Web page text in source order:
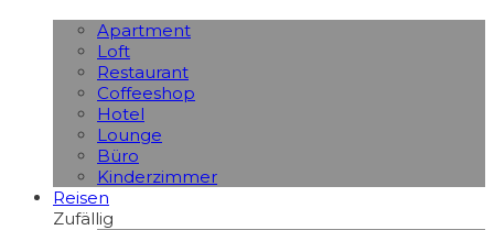
Apart­ment
Loft
Restaurant
Coffeeshop
Hotel
Lounge
Büro
Kinderzimmer
Reisen
Zufällig